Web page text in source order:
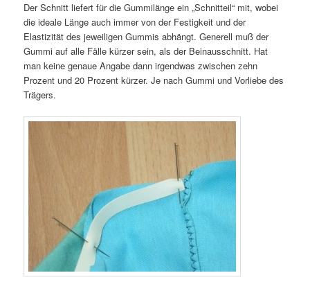
Der Schnitt liefert für die Gummilänge ein „Schnitteil“ mit, wobei
die ideale Länge auch immer von der Festigkeit und der
Elastizität des jeweiligen Gummis abhängt. Generell muß der
Gummi auf alle Fälle kürzer sein, als der Beinausschnitt. Hat
man keine genaue Angabe dann irgendwas zwischen zehn
Prozent und 20 Prozent kürzer. Je nach Gummi und Vorliebe des
Trägers.